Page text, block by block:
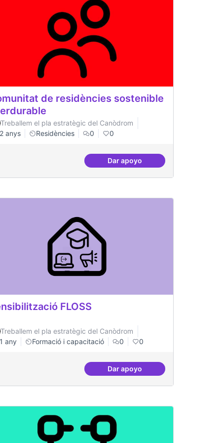
de residències sostenible
Treballem el pla estratègic del Canòdrom
2 anys
Residències 0 0
Dar apoyo
en innovació tecnològica
FLOSS
Treballem el pla estratègic del Canòdrom
1 any
Formació i capacitació 0 0
Dar apoyoSensibilització FLOSS